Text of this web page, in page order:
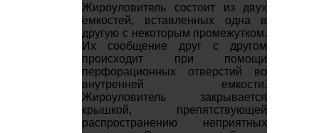
Жироуловитель состоит из двух
емкостей, вставленных одна в
другую с некоторым промежутком.
Их сообщение друг с другом
происходит при помощи
перфорационных отверстий во
внутренней емкости.
Жироуловитель закрывается
крышкой, препятствующей
распространению неприятных